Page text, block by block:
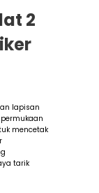
2
lapisan
mencetak
tarik